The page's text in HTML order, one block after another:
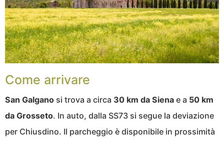
Come arrivare
San Galgano si trova a circa 30 km da Siena e a 50 km
da Grosseto. In auto, dalla SS73 si segue la deviazione
per Chiusdino. Il parcheggio è disponibile in prossimità